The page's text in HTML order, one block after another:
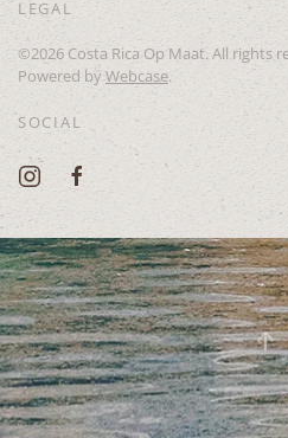
LEGAL
©2026 Costa Rica Op Maat. All rights
Powered byWebcase.
SOCIAL